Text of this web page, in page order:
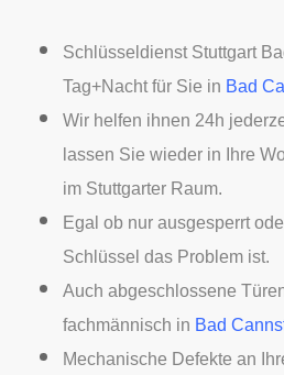
Schlüsseldienst Stuttgart
Tag+Nacht für Sie in Bad
Wir helfen ihnen 24h
lassen Sie wieder in Ihre
im Stuttgarter Raum.
Egal ob nur ausgesperrt
Schlüssel das Problem ist.
Auch abgeschlossene
fachmännisch in Bad
Mechanische Defekte an